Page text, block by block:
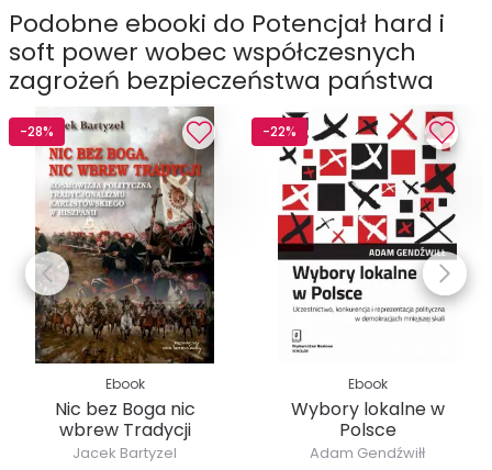
Podobne ebooki do Potencjał hard i
soft power wobec współczesnych
zagrożeń bezpieczeństwa państwa
-28%
Ebook
Nic bez Boga nic
wbrew Tradycji
Jacek Bartyzel
-22%
Ebook
Wybory lokalne w
Polsce
Adam Gendźwiłł